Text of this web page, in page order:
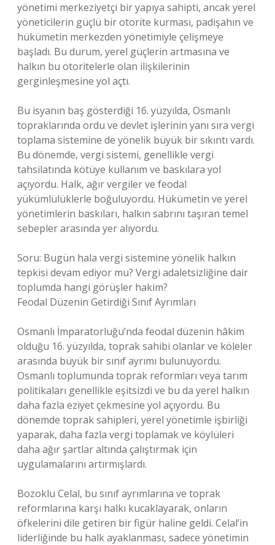
yönetimi merkeziyetçi bir yapıya sahipti, ancak yerel
yöneticilerin güçlü bir otorite kurması, padişahın ve
hükümetin merkezden yönetimiyle çelişmeye
başladı. Bu durum, yerel güçlerin artmasına ve
halkın bu otoritelerle olan ilişkilerinin
gerginleşmesine yol açtı.
Bu isyanın baş gösterdiği 16. yüzyılda, Osmanlı
topraklarında ordu ve devlet işlerinin yanı sıra vergi
toplama sistemine de yönelik büyük bir sıkıntı vardı.
Bu dönemde, vergi sistemi, genellikle vergi
tahsilatında kötüye kullanım ve baskılara yol
açıyordu. Halk, ağır vergiler ve feodal
yükümlülüklerle boğuluyordu. Hükümetin ve yerel
yönetimlerin baskıları, halkın sabrını taşıran temel
sebepler arasında yer alıyordu.
Soru: Bugün hala vergi sistemine yönelik halkın
tepkisi devam ediyor mu? Vergi adaletsizliğine dair
toplumda hangi görüşler hakim?
Feodal Düzenin Getirdiği Sınıf Ayrımları
Osmanlı İmparatorluğu’nda feodal düzenin hâkim
olduğu 16. yüzyılda, toprak sahibi olanlar ve köleler
arasında büyük bir sınıf ayrımı bulunuyordu.
Osmanlı toplumunda toprak reformları veya tarım
politikaları genellikle eşitsizdi ve bu da yerel halkın
daha fazla eziyet çekmesine yol açıyordu. Bu
dönemde toprak sahipleri, yerel yönetimle işbirliği
yaparak, daha fazla vergi toplamak ve köylüleri
daha ağır şartlar altında çalıştırmak için
uygulamalarını artırmışlardı.
Bozoklu Celal, bu sınıf ayrımlarına ve toprak
reformlarına karşı halkı kucaklayarak, onların
öfkelerini dile getiren bir figür haline geldi. Celal’in
liderliğinde bu halk ayaklanması, sadece yönetimin